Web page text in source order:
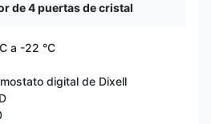
de 4 puertas de cristal
a -22 °C
digital de Dixell